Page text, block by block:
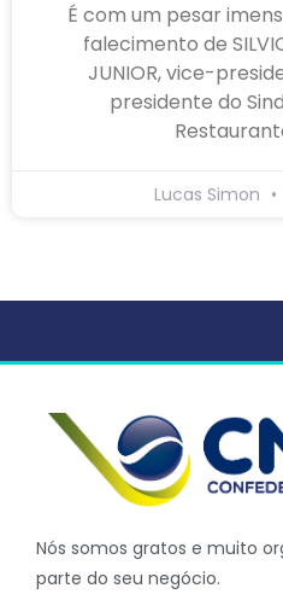
É com um pesar
falecimento de
JUNIOR, vice-
presidente do
Lucas Simon
Nós somos gratos e muito
parte do seu negócio.